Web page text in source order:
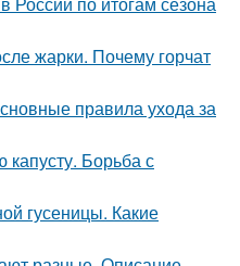
жарки. Почему горчат
правила ухода за
Борьба с
гусеницы. Какие